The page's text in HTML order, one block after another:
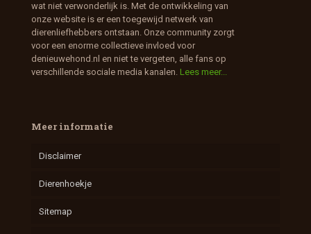
wat niet verwonderlijk is. Met de ontwikkeling van
onze website is er een toegewijd netwerk van
dierenliefhebbers ontstaan. Onze community zorgt
voor een enorme collectieve invloed voor
denieuwehond.nl en niet te vergeten, alle fans op
verschillende sociale media kanalen. Lees meer...
Meer informatie
Disclaimer
Dierenhoekje
Sitemap